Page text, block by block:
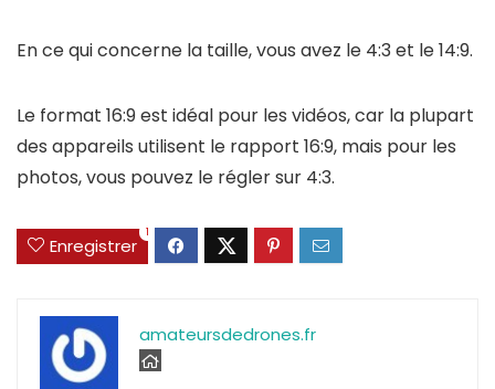
En ce qui concerne la taille, vous avez le 4:3 et le 14:9.
Le format 16:9 est idéal pour les vidéos, car la plupart
des appareils utilisent le rapport 16:9, mais pour les
photos, vous pouvez le régler sur 4:3.
Enregistrer
1
amateursdedrones.fr